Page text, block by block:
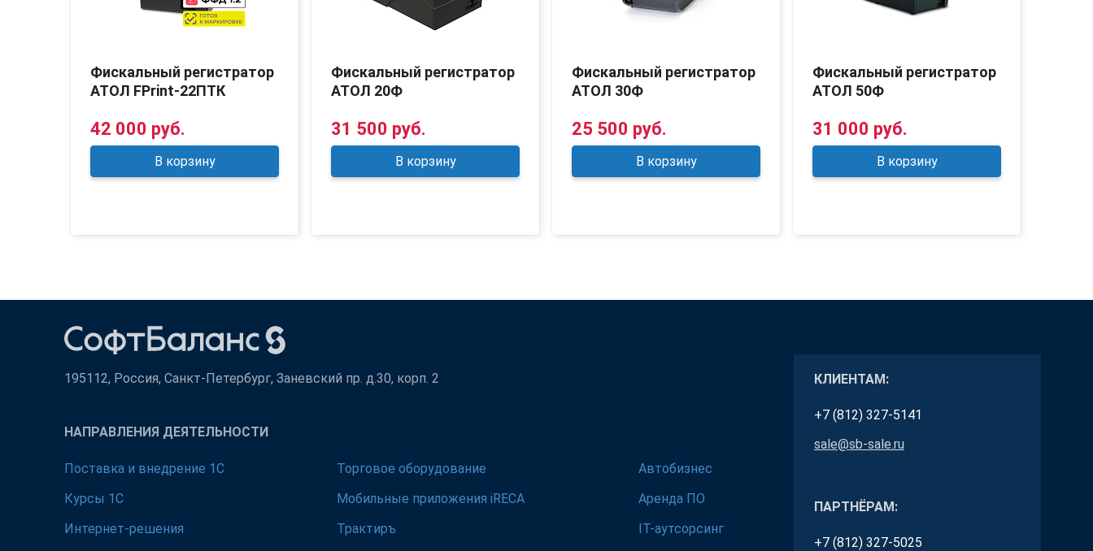
Фискальный регистратор
АТОЛ FPrint-22ПТК
42 000 руб.
В корзину
Фискальный регистратор
АТОЛ 20Ф
31 500 руб.
В корзину
Фискальный регистратор
АТОЛ 30Ф
25 500 руб.
В корзину
Фискальный регистратор
АТОЛ 50Ф
31 000 руб.
В корзину
195112, Россия, Санкт-Петербург, Заневский пр. д.30, корп. 2
НАПРАВЛЕНИЯ ДЕЯТЕЛЬНОСТИ
Поставка и внедрение 1С Торговое оборудование
Автобизнес
Курсы 1С
Мобильные приложения iRECA
Аренда ПО
Интернет-решения
Трактиръ
IT-аутсорсинг
КЛИЕНТАМ:
+7 (812) 327-5141
sale@sb-sale.ru
ПАРТНЁРАМ:
+7 (812) 327-5025